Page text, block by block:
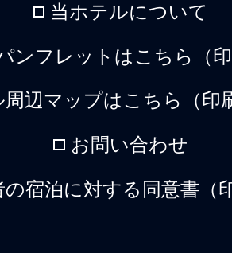
当ホテルについて
ンフレットはこちら（
辺マップはこちら（印
お問い合わせ
の宿泊に対する同意書（